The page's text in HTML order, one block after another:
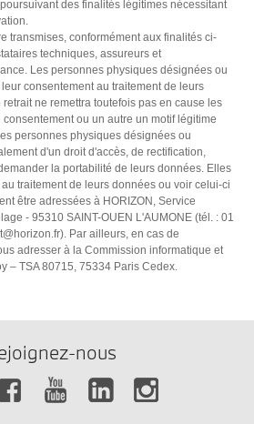
des finalités légitimes nécessitant
transmises, conformément aux finalités ci-
techniques, assureurs et
Les personnes physiques désignées ou
consentement au traitement de leurs
ne remettra toutefois pas en cause les
ou un autre un motif légitime
personnes physiques désignées ou
d'un droit d'accès, de rectification,
la portabilité de leurs données. Elles
traitement de leurs données ou voir celui-ci
être adressées à HORIZON, Service
- 95310 SAINT-OUEN L'AUMONE (tél. : 01
). Par ailleurs, en cas de
adresser à la Commission informatique et
– TSA 80715, 75334 Paris Cedex.
nous